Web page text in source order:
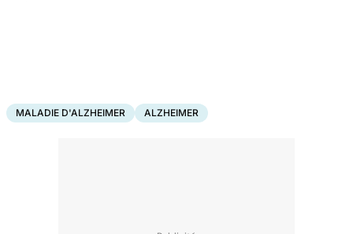
MALADIE D'ALZHEIMER ALZHEIMER